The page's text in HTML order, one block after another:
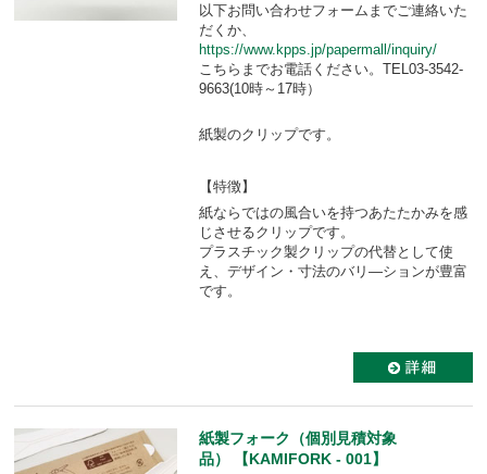
以下お問い合わせフォームまでご連絡いた
だくか、
https://www.kpps.jp/papermall/inquiry/
こちらまでお電話ください。TEL03-3542-
9663(10時～17時）
紙製のクリップです。
【特徴】
紙ならではの風合いを持つあたたかみを感
じさせるクリップです。
プラスチック製クリップの代替として使
え、デザイン・寸法のバリ―ションが豊富
です。
紙製フォーク（個別見積対象
品） 【KAMIFORK - 001】